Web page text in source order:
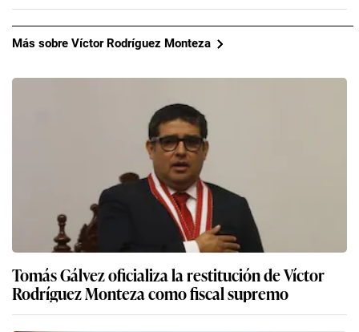
Más sobre Víctor Rodríguez Monteza
Tomás Gálvez oficializa la restitución de Víctor
Rodríguez Monteza como fiscal supremo